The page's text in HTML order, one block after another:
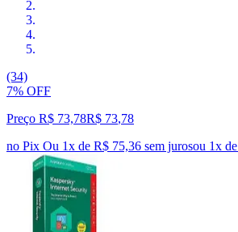
(34)
7% OFF
Preço R$ 73,78R$ 73,78
no Pix Ou 1x de R$ 75,36 sem jurosou 1x de